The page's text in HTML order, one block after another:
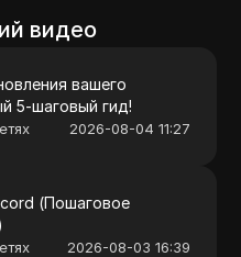
видео
вашего
5-шаговый гид!
2026-08-04 11:27
(Пошаговое
2026-08-03 16:39